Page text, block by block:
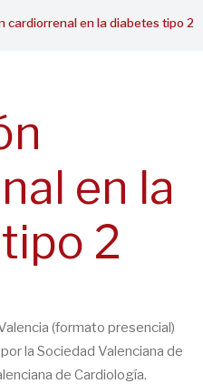
cardiorrenal en la diabetes tipo 2
en la
2
(formato presencial)
la Sociedad Valenciana de
de Cardiología.